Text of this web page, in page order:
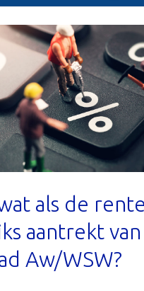
als de
aantrekt
Aw/WSW?